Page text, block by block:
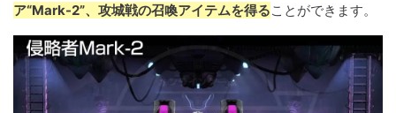
ア“Mark-2”、攻城戦の召喚アイテムを得ることができます。